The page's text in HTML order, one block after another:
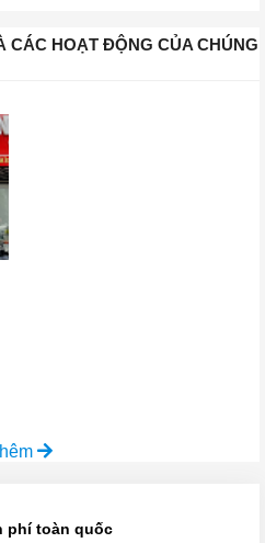
CÁC HOẠT ĐỘNG CỦA CHÚNG
phí toàn quốc